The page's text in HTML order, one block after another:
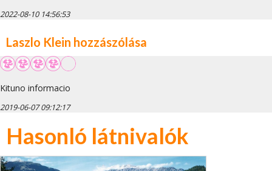
2022-08-10 14:56:53
Laszlo Klein hozzászólása
Kituno informacio
2019-06-07 09:12:17
Hasonló látnivalók